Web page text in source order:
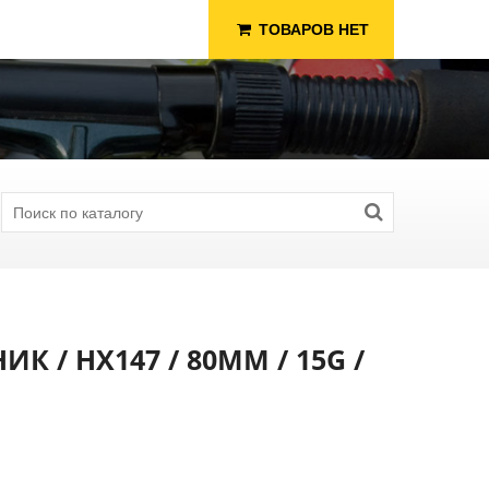
ТОВАРОВ НЕТ
Рыбалки
/ HX147 / 80MM / 15G /